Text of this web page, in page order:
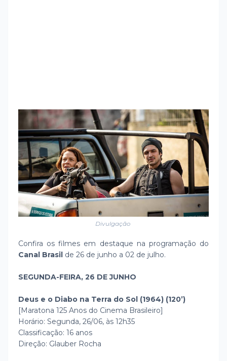
Divulgação
Confira os filmes em destaque na programação do
Canal Brasil de 26 de junho a 02 de julho.
SEGUNDA-FEIRA, 26 DE JUNHO
Deus e o Diabo na Terra do Sol (1964) (120’)
[Maratona 125 Anos do Cinema Brasileiro]
Horário: Segunda, 26/06, às 12h35
Classificação: 16 anos
Direção: Glauber Rocha